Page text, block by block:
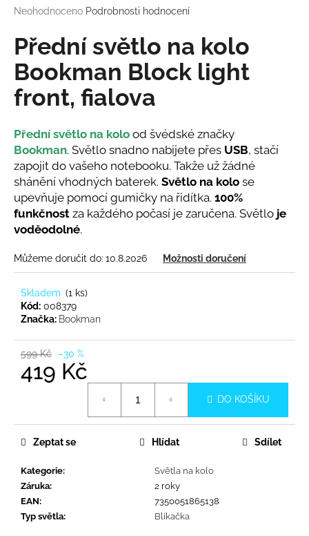
Průměrné
produktu
je
0,0
5
hvězdiček.
Neohodnoceno Podrobnosti hodnocení
Přední světlo na kolo
Bookman Block light
front, fialova
Přední světlo na kolo od švédské značky
Bookman. Světlo snadno nabijete přes USB, stačí
zapojit do vašeho notebooku. Takže už žádné
shánění vhodných baterek. Světlo na kolo se
upevňuje pomocí gumičky na řidítka. 100%
funkčnost za každého počasí je zaručena. Světlo je
voděodolné.
Můžeme doručit do: 10.8.2026 Možnosti doručení
Skladem (1 ks)
Kód: 008379
Značka: Bookman
599 Kč –30 %
419 Kč
DO KOŠÍKU
Kategorie:
Světla na kolo
Záruka:
2 roky
EAN:
7350051865138
Typ světla: Blikačka
Zeptat se Hlídat Sdílet
a
j
í
t
?
HLEDAT
D
o
p
o
u
č
u
j
e
m